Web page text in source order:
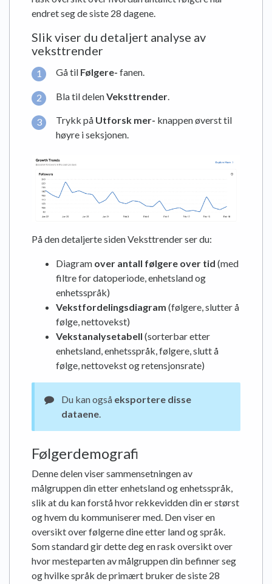
endret seg de siste 28 dagene.
Slik viser du detaljert analyse av
veksttrender
Gå til Følgere- fanen.
Bla til delenVeksttrender
Trykk på Utforsk mer- knappen øverst til
høyre i seksjonen.
På den detaljerte siden Veksttrender ser du:
Diagram over antall følgere over tid (med
filtre for datoperiode, enhetsland og
enhetsspråk)
Vekstfordelingsdiagram (følgere, slutter å
følge, nettovekst)
Vekstanalysetabell (sorterbar etter
enhetsland, enhetsspråk, følgere, slutt å
følge, nettovekst og retensjonsrate)
Du kan også eksportere disse
dataene.
Følgerdemografi
Denne delen viser sammensetningen av
målgruppen din etter enhetsland og enhetsspråk,
slik at du kan forstå hvor rekkevidden din er størst
og hvem du kommuniserer med. Den viser en
oversikt over følgerne dine etter land og språk.
Som standard gir dette deg en rask oversikt over
hvor mesteparten av målgruppen din befinner seg
og hvilke språk de primært bruker de siste 28